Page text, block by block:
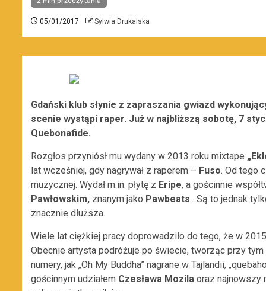
05/01/2017 Sylwia Drukalska
Gdański klub słynie z zapraszania gwiazd
scenie wystąpi raper. Już w najbliższą sobotę, 7
Quebonafide.
Rozgłos przyniósł mu wydany w 2013 roku mixtape
lat wcześniej, gdy nagrywał z raperem – Fuso. Od tego
muzycznej. Wydał m.in. płytę z Eripe, a gościnnie
Pawłowskim, znanym jako Pawbeats . Są to jednak
znacznie dłuższa.
Wiele lat ciężkiej pracy doprowadziło do tego, że w
Obecnie artysta podróżuje po świecie, tworząc przy
numery, jak „Oh My Buddha” nagrane w Tajlandii,
gościnnym udziałem Czesława Mozila oraz najnowszy